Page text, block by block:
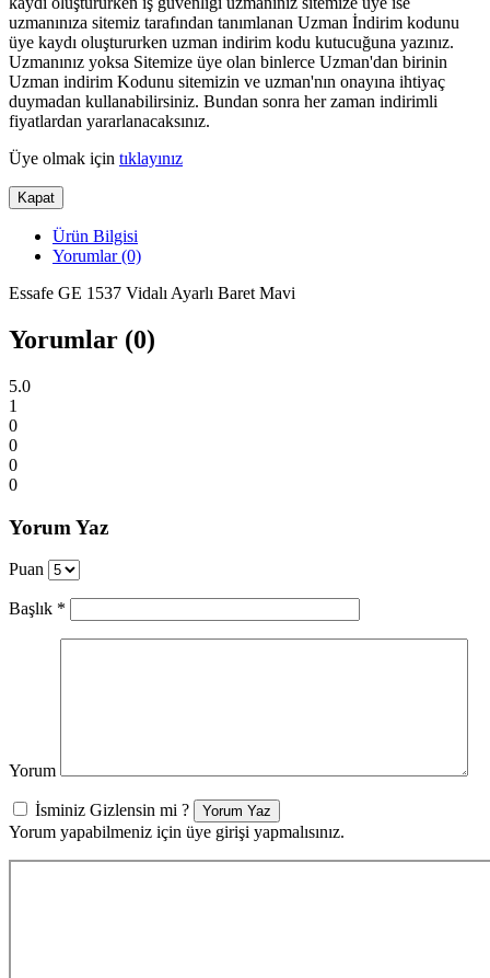
uzmanınıza sitemiz tarafından tanımlanan Uzman İndirim kodunu
üye kaydı oluştururken uzman indirim kodu kutucuğuna yazınız.
Uzmanınız yoksa Sitemize üye olan binlerce Uzman'dan birinin
Uzman indirim Kodunu sitemizin ve uzman'nın onayına ihtiyaç
duymadan kullanabilirsiniz. Bundan sonra her zaman indirimli
fiyatlardan yararlanacaksınız.
Üye olmak için tıklayınız
Kapat
Ürün Bilgisi
Yorumlar (0)
Essafe GE 1537 Vidalı Ayarlı Baret Mavi
Yorumlar (0)
5.0
1
0
0
0
0
Yorum Yaz
Puan
Başlık *
Yorum
İsminiz Gizlensin mi ? Yorum Yaz
Yorum yapabilmeniz için üye girişi yapmalısınız.